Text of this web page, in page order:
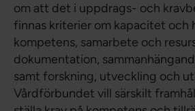
om att det i uppdrags- och
finnas kriterier om kapacitet och
kompetens, samarbete och
dokumentation,
samt forskning, utveckling och
Vårdförbundet vill särskilt